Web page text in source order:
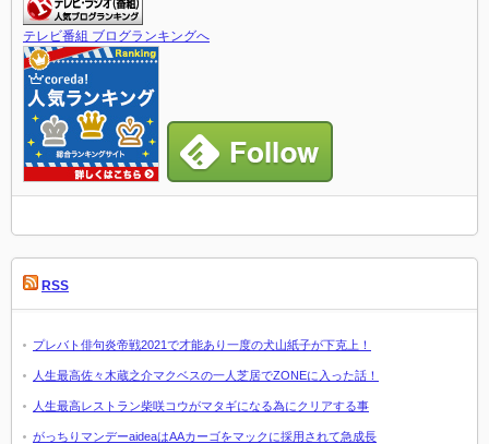
テレビ番組 ブログランキングへ
RSS
プレバト俳句炎帝戦2021で才能あり一度の犬山紙子が下克上！
人生最高佐々木蔵之介マクベスの一人芝居でZONEに入った話！
人生最高レストラン柴咲コウがマタギになる為にクリアする事
がっちりマンデーaideaはAAカーゴをマックに採用されて急成長